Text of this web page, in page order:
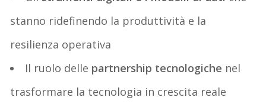
stanno ridefinendo la produttività e la
resilienza operativa
Il ruolo delle partnership tecnologiche nel
trasformare la tecnologia in crescita reale